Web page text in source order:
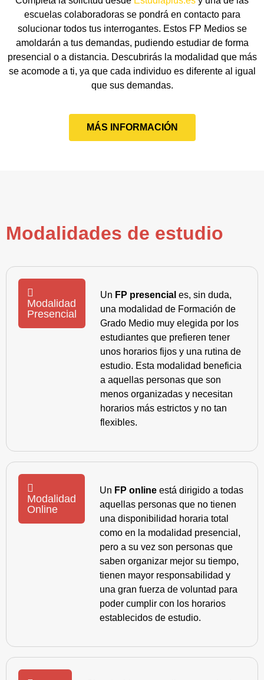
escuelas colaboradoras se pondrá en contacto para
solucionar todos tus interrogantes. Estos FP Medios se
amoldarán a tus demandas, pudiendo estudiar de forma
presencial o a distancia. Descubrirás la modalidad que más
se acomode a ti, ya que cada individuo es diferente al igual
que sus demandas.
MÁS INFORMACIÓN
Modalidades de estudio
Modalidad
Presencial
Un FP presencial es, sin duda,
una modalidad de Formación de
Grado Medio muy elegida por los
estudiantes que prefieren tener
unos horarios fijos y una rutina de
estudio. Esta modalidad beneficia
a aquellas personas que son
menos organizadas y necesitan
horarios más estrictos y no tan
flexibles.
Modalidad
Online
Un FP online está dirigido a todas
aquellas personas que no tienen
una disponibilidad horaria total
como en la modalidad presencial,
pero a su vez son personas que
saben organizar mejor su tiempo,
tienen mayor responsabilidad y
una gran fuerza de voluntad para
poder cumplir con los horarios
establecidos de estudio.